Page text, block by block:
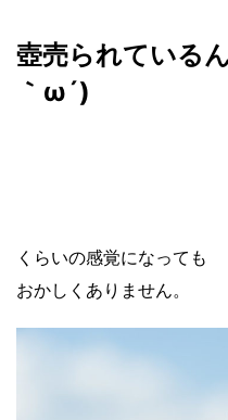
壺売られている
｀ω´)
くらいの感覚になっても
おかしくありません。